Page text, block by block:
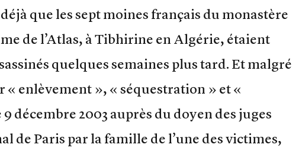
que les sept moines français du monastère
de l’Atlas, à Tibhirine en Algérie, étaient
quelques semaines plus tard. Et malgré
« enlèvement », « séquestration » et «
9 décembre 2003 auprès du doyen des juges
de Paris par la famille de l’une des victimes,